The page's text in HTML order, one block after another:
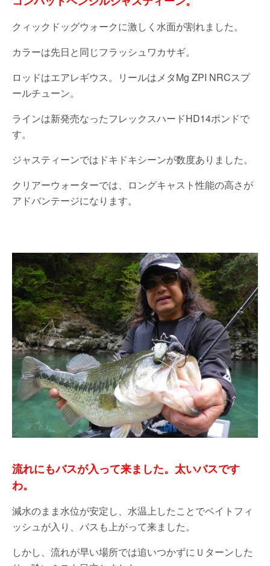
クィックドッグウォークに激しく水面が割れました。
カラーは先日と同じフラッシュワカサギ。
ロッドはエアレギウス。リールはメタMg ZPI NRCスプ
ールチューン。
ラインは新発売なったフレックスハードHD14ポンドで
す。
ジャスティーンではドキドキシーンが数度ありました。
クリアーウォーターでは、ロングキャスト性能の高さが
アドバンテージになります。
流れにもバスが入って来ました。太いバスです
わ。
減水のまま水位が安定し、水温上したことでベイトフィ
ッシュが入り、バスも上がって来ました。
しかし、流れが早い場所では追いつかずにＵターンした